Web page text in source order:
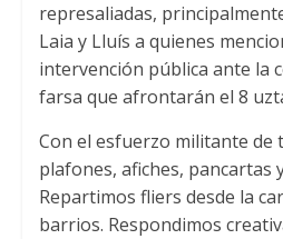
represaliadas,
Laia y Lluís a quienes
intervención pública ante la
farsa que afrontarán el 8
Con el esfuerzo militante de
plafones, afiches, pancartas
Repartimos fliers desde la
barrios. Respondimos